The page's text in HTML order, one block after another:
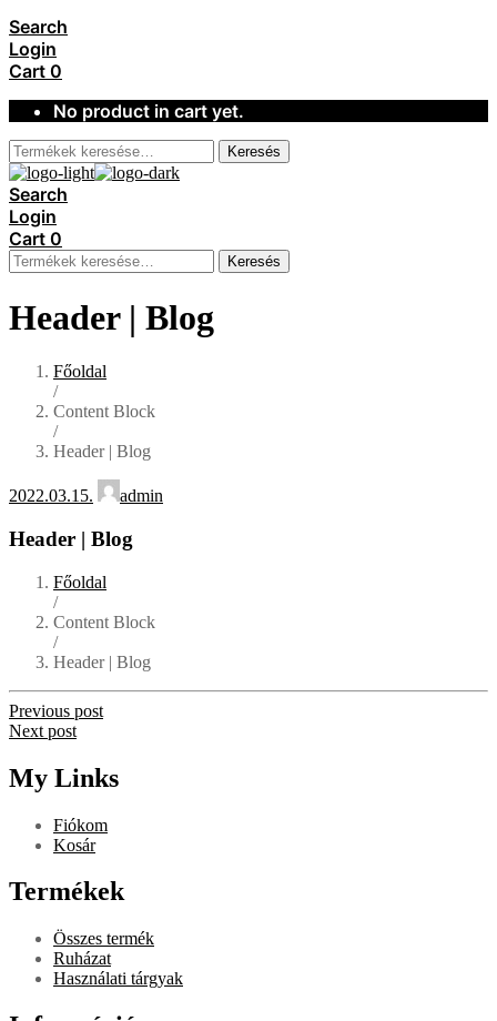
Search
Login
Cart 0
No product in cart yet.
Keresés
Search
Login
Cart 0
Keresés
Header | Blog
Főoldal
/
Content Block
/
Header | Blog
2022.03.15. admin
Header | Blog
Főoldal
/
Content Block
/
Header | Blog
Previous post
Next post
My Links
Fiókom
Kosár
Termékek
Összes termék
Ruházat
Használati tárgyak